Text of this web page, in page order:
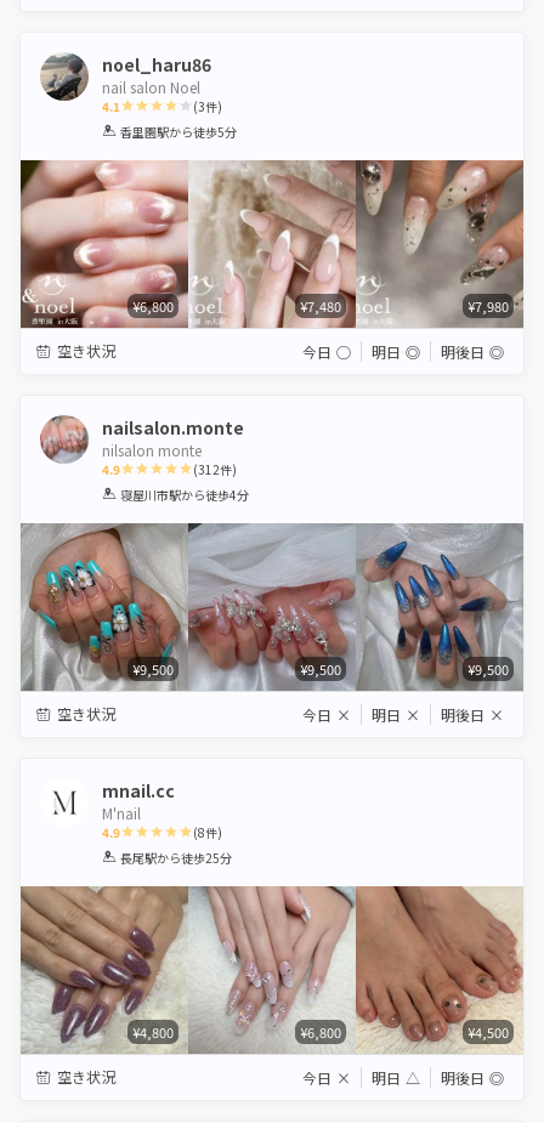
noel_haru86
nail salon Noel
4.1
1 2 3 4 5
(3件)
香里園駅から徒歩5分
¥6,800 ¥7,480 ¥7,980
空き状況 今日 ◯ 明日 ◎ 明後日 ◎
nailsalon.monte
nilsalon monte
4.9
1 2 3 4 5
(312件)
寝屋川市駅から徒歩4分
¥9,500 ¥9,500 ¥9,500
空き状況 今日 × 明日 × 明後日 ×
mnail.cc
M'nail
4.9
1 2 3 4 5
(8件)
長尾駅から徒歩25分
¥4,800 ¥6,800 ¥4,500
空き状況 今日 × 明日 △ 明後日 ◎